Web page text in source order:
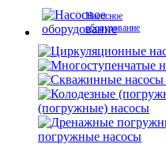
Насосное
оборудование
(погружные) насосы
погружные насосы